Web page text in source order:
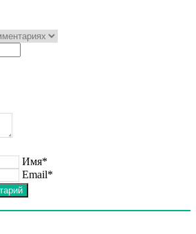
Имя*
Email*